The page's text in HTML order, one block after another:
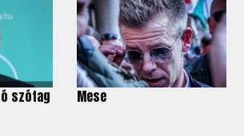
szótag Mese